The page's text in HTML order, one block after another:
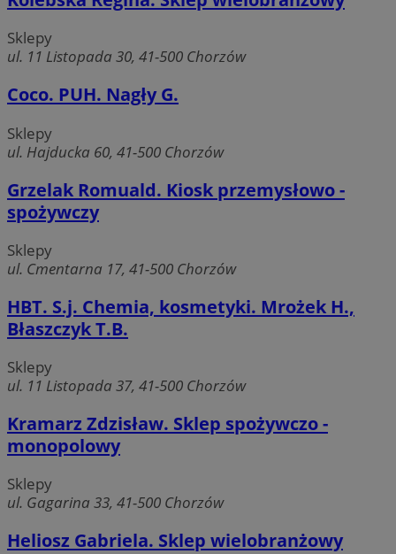
Sklepy
ul. 11 Listopada 30, 41-500 Chorzów
Coco. PUH. Nagły G.
Sklepy
ul. Hajducka 60, 41-500 Chorzów
Grzelak Romuald. Kiosk przemysłowo -
spożywczy
Sklepy
ul. Cmentarna 17, 41-500 Chorzów
HBT. S.j. Chemia, kosmetyki. Mrożek H.,
Błaszczyk T.B.
Sklepy
ul. 11 Listopada 37, 41-500 Chorzów
Kramarz Zdzisław. Sklep spożywczo -
monopolowy
Sklepy
ul. Gagarina 33, 41-500 Chorzów
Heliosz Gabriela. Sklep wielobranżowy